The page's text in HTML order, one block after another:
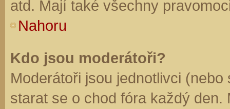
atd. Mají také všechny
Nahoru
Kdo jsou moderátoři?
Moderátoři jsou jednotlivci
starat se o chod fóra každý